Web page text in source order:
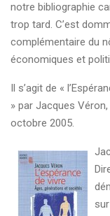
notre bibliographie
trop tard. C’est
complémentaire du
économiques et
Il s’agit de «
» par Jacques
octobre 2005.